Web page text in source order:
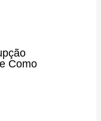
Como